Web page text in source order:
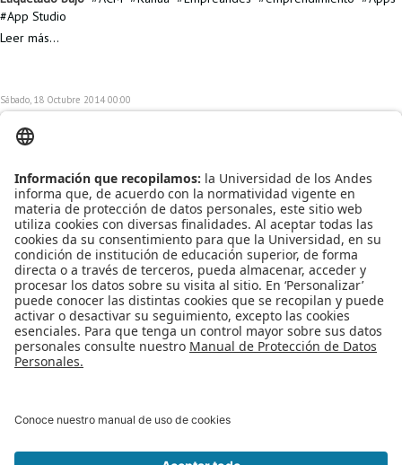
App Studio
Leer más...
Sábado, 18 Octubre 2014 00:00
Gyffu: Tras la pista de un gigante
El grupo Kanua del
Departamento de
Ingeniería de Sistemas
y Computación los
invita a la charla del
emprendimiento Gyffu,
el próximo 23 de
octubre a las 12:30pm
en el salón SD 703.
Publicado en Eventos